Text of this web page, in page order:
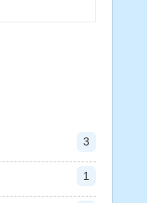
3
1